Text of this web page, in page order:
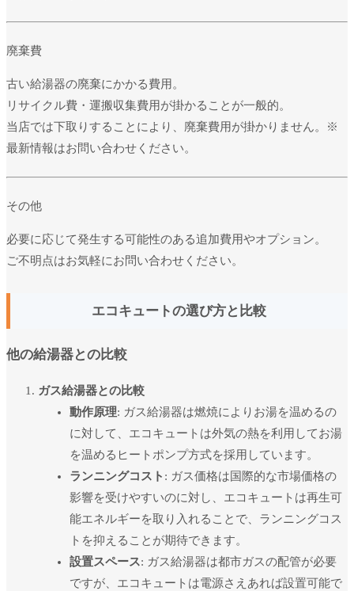
廃棄費
古い給湯器の廃棄にかかる費用。
リサイクル費・運搬収集費用が掛かることが一般的。
当店では下取りすることにより、廃棄費用が掛かりません。※
最新情報はお問い合わせください。
その他
必要に応じて発生する可能性のある追加費用やオプション。
ご不明点はお気軽にお問い合わせください。
エコキュートの選び方と比較
他の給湯器との比較
ガス給湯器との比較
動作原理: ガス給湯器は燃焼によりお湯を温めるの
に対して、エコキュートは外気の熱を利用してお湯
を温めるヒートポンプ方式を採用しています。
ランニングコスト : ガス価格は国際的な市場価格の
影響を受けやすいのに対し、エコキュートは再生可
能エネルギーを取り入れることで、ランニングコス
トを抑えることが期待できます。
設置スペース: ガス給湯器は都市ガスの配管が必要
ですが、エコキュートは電源さえあれば設置可能で